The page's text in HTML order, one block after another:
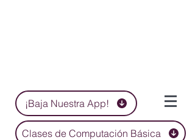
¡Baja Nuestra App!
Clases de Computación Básica